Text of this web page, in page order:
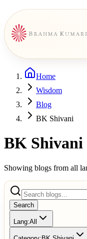
Home
Wisdom
Blog
BK Shivani
BK Shivani
Showing blogs from all
Search
Lang:All